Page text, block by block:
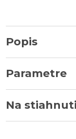
Popis
Parametre
Na